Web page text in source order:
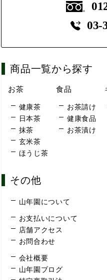
03-
商品一覧から探す
お茶
健康茶
日本茶
抹茶
玄米茶
ほうじ茶
食品
お茶請け
健康食品
お茶漬け
その他
山年園について
お支払いについて
店舗アクセス
お問合わせ
会社概要
山年園ブログ